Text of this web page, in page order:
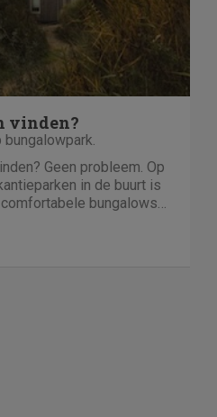
vinden?
Geen probleem. Op
in de buurt is
bungalows